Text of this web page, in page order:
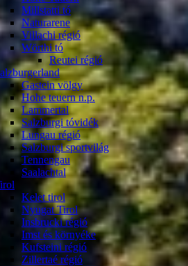
Millstatti tó
Naturarene
Villachi régió
Wörthi tó
Reutei régió
Gastein völgy
Hohe teuern n.p.
Lammertal
Salzburgi tóvidék
Lungau régió
Salzburgi sportvilág
Tennengau
Saalachtal
Kelet tirol
Nyugat Tirol
Insbrucki régió
Imst és környéke
Kufsteini régió
Zillertaé régió